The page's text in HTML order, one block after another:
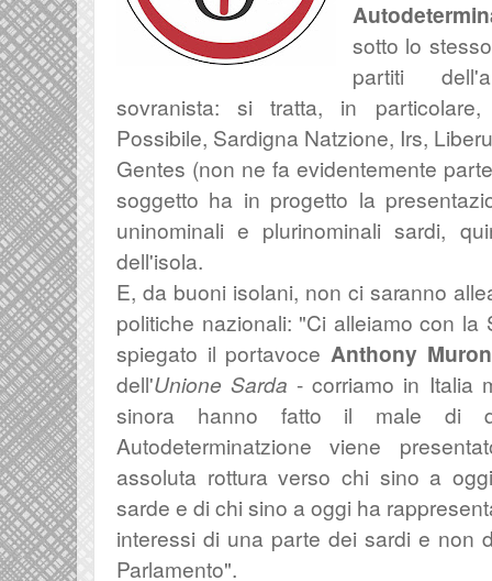
sotto lo
partiti
sovranista: si tratta, in
Possibile, Sardigna Natzione, Irs,
Gentes (non ne fa evidentemente
soggetto ha in progetto la
uninominali e plurinominali sardi,
dell'isola.
E, da buoni isolani, non ci saranno
politiche nazionali: "Ci alleiamo con
spiegato il portavoce Anthony
dell'Unione Sarda - corriamo in Italia
sinora hanno fatto il male di
Autodeterminatzione viene
assoluta rottura verso chi sino a
sarde e di chi sino a oggi ha
interessi di una parte dei sardi e non
Parlamento".